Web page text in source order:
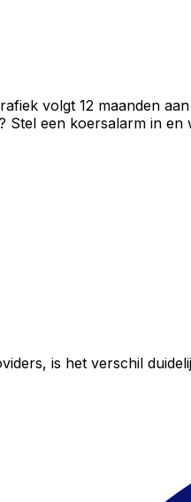
volgt 12 maanden
een koersalarm in
is het verschil